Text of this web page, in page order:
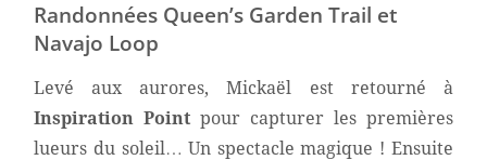
Randonnées Queen’s Garden Trail et
Navajo Loop
Levé aux aurores, Mickaël est retourné à
Inspiration Point pour capturer les premières
lueurs du soleil… Un spectacle magique ! Ensuite